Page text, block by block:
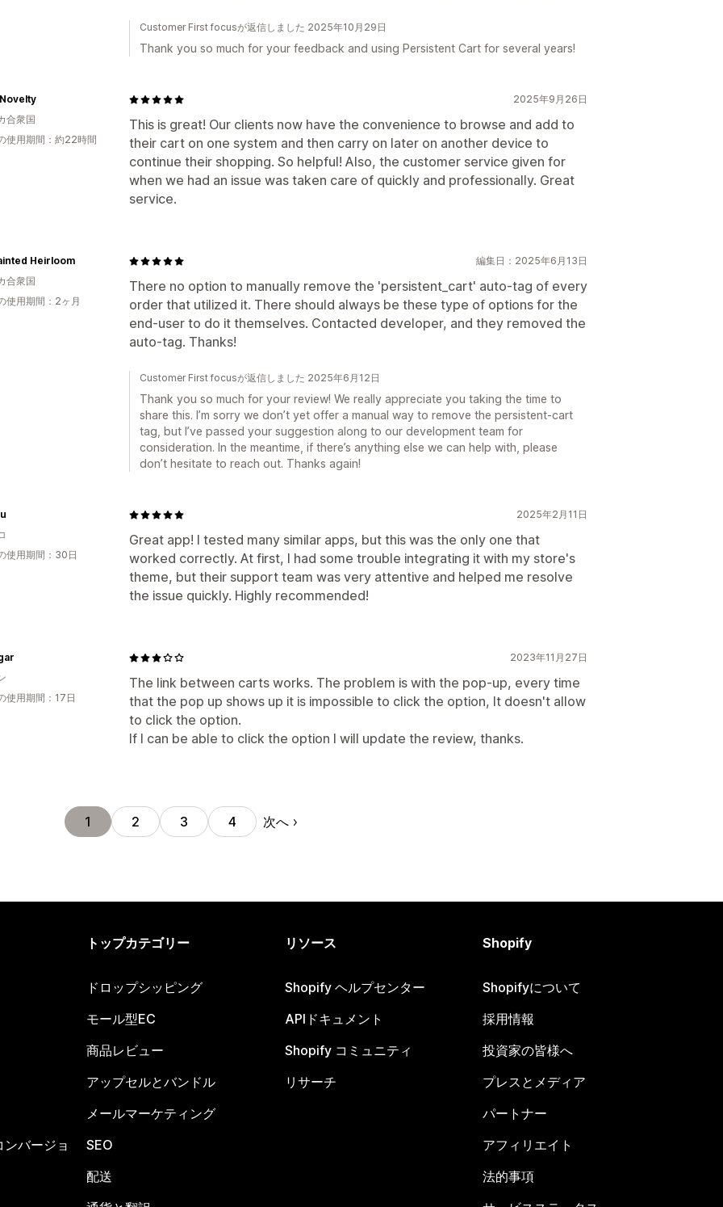
Customer First focusが返信しました 2025年10月29日
Thank you so much for your feedback and using Persistent Cart for several years!
2025年9月26日
This is great! Our clients now have the convenience to browse and add to
their cart on one system and then carry on later on another device to
continue their shopping. So helpful! Also, the customer service given for
when we had an issue was taken care of quickly and professionally. Great
service.
合衆国
使用期間：約22時間
編集日：2025年6月13日
There no option to manually remove the 'persistent_cart' auto-tag of every
order that utilized it. There should always be these type of options for the
end-user to do it themselves. Contacted developer, and they removed the
auto-tag. Thanks!
Heirloom
合衆国
使用期間：2ヶ月
Customer First focusが返信しました 2025年6月12日
Thank you so much for your review! We really appreciate you taking the time to
share this. I’m sorry we don’t yet offer a manual way to remove the persistent-cart
tag, but I’ve passed your suggestion along to our development team for
consideration. In the meantime, if there’s anything else we can help with, please
don’t hesitate to reach out. Thanks again!
2025年2月11日
Great app! I tested many similar apps, but this was the only one that
worked correctly. At first, I had some trouble integrating it with my store's
theme, but their support team was very attentive and helped me resolve
the issue quickly. Highly recommended!
使用期間：30日
2023年11月27日
The link between carts works. The problem is with the pop-up, every time
that the pop up shows up it is impossible to click the option, It doesn't allow
to click the option.
If I can be able to click the option I will update the review, thanks.
使用期間：17日
1 2 3 4 次へ
バージョ
トップカテゴリー
ドロップシッピング
モール型EC
商品レビュー
アップセルとバンドル
メールマーケティング
SEO
配送
リソース
Shopify ヘルプセンター
APIドキュメント
Shopify コミュニティ
リサーチ
Shopify
Shopifyについて
採用情報
投資家の皆様へ
プレスとメディア
パートナー
アフィリエイト
法的事項